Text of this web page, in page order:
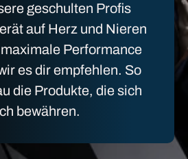
geschulten Profis
auf Herz und Nieren
Performance
es dir empfehlen. So
die Produkte, die sich
bewähren.